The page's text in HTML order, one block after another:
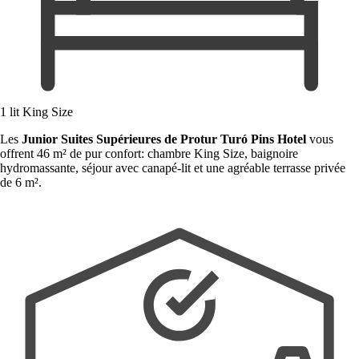
1 lit King Size
Les Junior Suites Supérieures de Protur Turó Pins Hotel vous
offrent 46 m² de pur confort: chambre King Size, baignoire
hydromassante, séjour avec canapé-lit et une agréable terrasse privée
de 6 m².